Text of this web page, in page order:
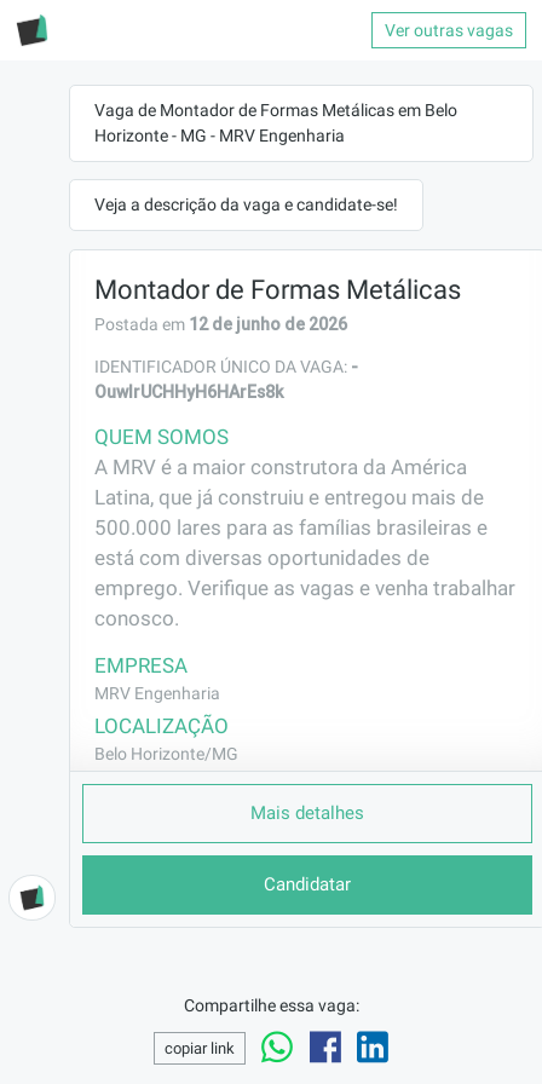
Ver outras vagas
Vaga de Montador de Formas Metálicas em Belo
Horizonte - MG - MRV Engenharia
Veja a descrição da vaga e candidate-se!
Montador de Formas Metálicas
Postada em 12 de junho de 2026
IDENTIFICADOR ÚNICO DA VAGA: -
OuwIrUCHHyH6HArEs8k
QUEM SOMOS
A MRV é a maior construtora da América
Latina, que já construiu e entregou mais de
500.000 lares para as famílias brasileiras e
está com diversas oportunidades de
emprego. Verifique as vagas e venha trabalhar
conosco.
EMPRESA
MRV Engenharia
LOCALIZAÇÃO
Belo Horizonte/MG
REMUNERAÇÃO
VAGA AFIRMATIVA
Construção Civil
BENEFÍCIOS
Candidatar
Mais detalhes
Compartilhe essa vaga:
copiar link